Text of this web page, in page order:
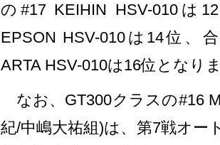
の#17 KEIHIN HSV-010は
EPSON HSV-010は14位、
ARTA HSV-010は16位となり
なお、GT300クラスの#16
紀/中嶋大祐組)は、第7戦オー